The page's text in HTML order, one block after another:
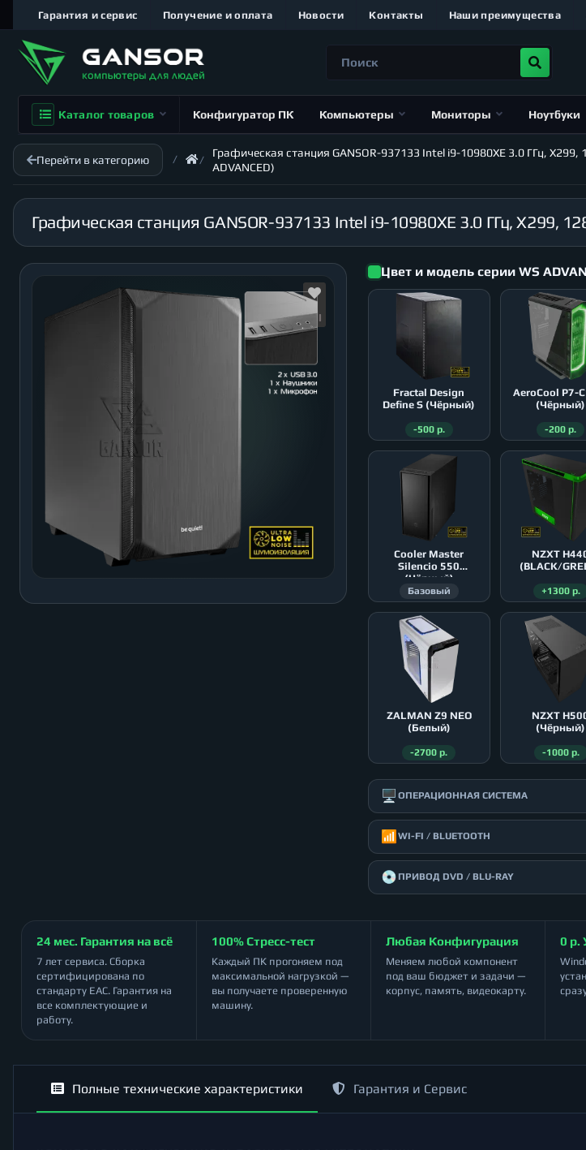
Гарантия и сервис Получение и оплата Новости Контакты Наши преимущества
Каталог товаров Конфигуратор ПК Компьютеры Мониторы Ноутбуки
Перейти в категорию
Графическая станция GANSOR-937133 Intel i9-10980XE 3.0 ГГц,
ADVANCED)
Цвет и модель серии WS
Fractal Design
Define S (Чёрный)
-500 р.
AeroСool P7-
(Чёрный)
-200 р.
Cooler Master
Silencio 550
(Чёрный)
Базовый
NZXT
(BLACK/
+1300 р.
ZALMAN Z9 NEO
(Белый)
-2700 р.
NZXT
(Чёрный)
-1000 р.
🖥️ ОПЕРАЦИОННАЯ СИСТЕМА
📶 WI-FI / BLUETOOTH
💿 ПРИВОД DVD / BLU-RAY
24 мес. Гарантия на всё
7 лет сервиса. Сборка
сертифицирована по
стандарту ЕАС. Гарантия на
все комплектующие и
работу.
100% Стресс-тест
Каждый ПК прогоняем под
максимальной нагрузкой —
вы получаете проверенную
машину.
Любая Конфигурация
Меняем любой компонент
под ваш бюджет и задачи —
корпус, память, видеокарту.
0 р.
Полные технические характеристики Гарантия и Сервис